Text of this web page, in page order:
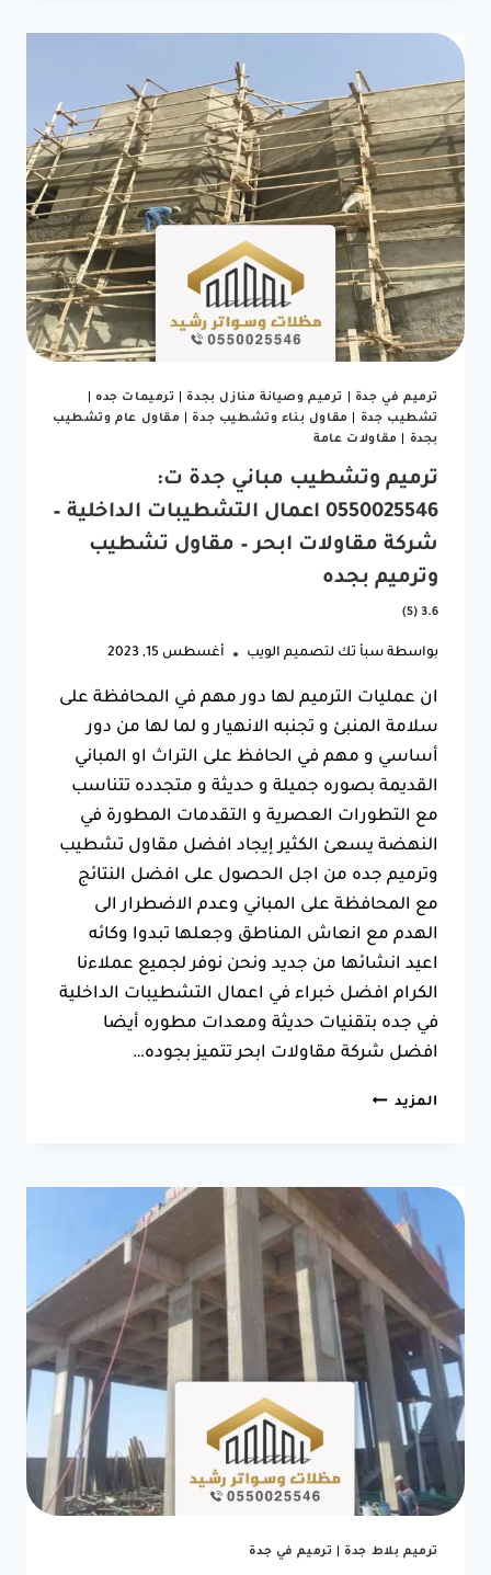
ت:
شركة
ترميم
في
ابحر
–
تكلفة
ترميم
منزل
بجده
–
اصلاحات
عامة
للمنازل
(1)
ترميم في جدة ترميم وصيانة منازل بجدة ترميمات جده|
تشطيب جدة
مقاول بناء وتشطيب جدة
مقاول عام وتشطيب
بجدة
مقاولات عامة
ترميم وتشطيب مباني جدة ت:
0550025546 اعمال التشطيبات الداخلية –
شركة مقاولات ابحر – مقاول تشطيب
وترميم بجده
3.6 (5)
بواسطة سبأ تك لتصميم الويب أغسطس 15, 2023
ان عمليات الترميم لها دور مهم في المحافظة على
سلامة المنبئ و تجنبه الانهيار و لما لها من دور
أساسي و مهم في الحافظ على التراث او المباني
القديمة بصوره جميلة و حديثة و متجدده تتناسب
مع التطورات العصرية و التقدمات المطورة في
النهضة يسعئ الكثير إيجاد افضل مقاول تشطيب
وترميم جده من اجل الحصول على افضل النتائج
مع المحافظة على المباني وعدم الاضطرار الى
الهدم مع انعاش المناطق وجعلها تبدوا وكائه
اعيد انشائها من جديد ونحن نوفر لجميع عملاءنا
الكرام افضل خبراء في اعمال التشطيبات الداخلية
في جده بتقنيات حديثة ومعدات مطوره أيضا
افضل شركة مقاولات ابحر تتميز بجوده…
المزيد ترميم
ت:
0550025546
اعمال
التشطيبات
الداخلية
–
شركة
مقاولات
ابحر
مقاول
تشطيب
وترميم
بجده 3.6
(5)
ترميم بلاط جدة ترميم في جدة